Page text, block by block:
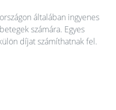
általában ingyenes
számára. Egyes
díjat számíthatnak fel.